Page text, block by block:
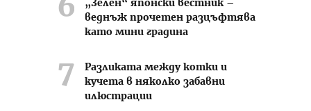
„Зелен“ японски вестник –
веднъж прочетен разцъфтява
като мини градина
Разликата между котки и
кучета в няколко забавни
илюстрации